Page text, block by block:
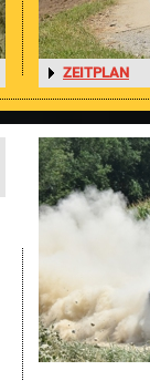
ZEITPLAN